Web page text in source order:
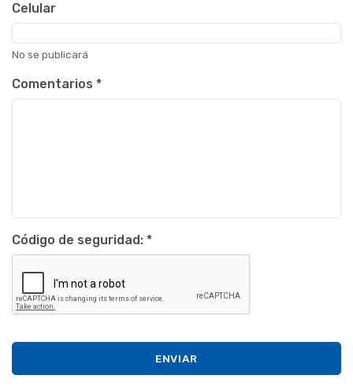
Celular
No se publicará
Comentarios *
Código de seguridad: *
ENVIAR